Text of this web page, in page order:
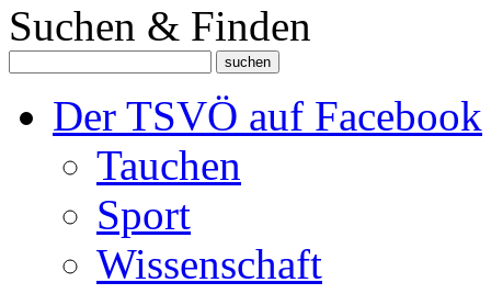
Suchen & Finden
Der TSVÖ auf Facebook
Tauchen
Sport
Wissenschaft